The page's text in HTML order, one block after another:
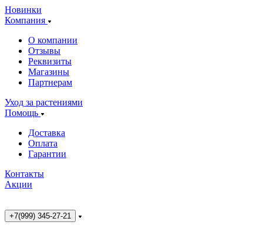
Новинки
Компания
О компании
Отзывы
Реквизиты
Магазины
Партнерам
Уход за растениями
Помощь
Доставка
Оплата
Гарантии
Контакты
Акции
+7(999) 345-27-21